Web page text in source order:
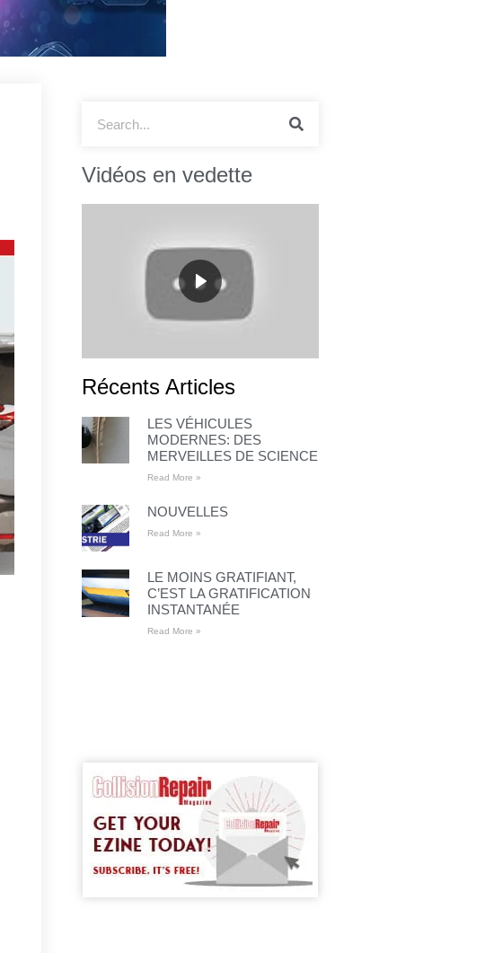
Vidéos en vedette
Récents Articles
LES VÉHICULES
MODERNES: DES
MERVEILLES DE SCIENCE
Read More »
NOUVELLES
Read More »
LE MOINS GRATIFIANT,
C’EST LA GRATIFICATION
INSTANTANÉE
Read More »